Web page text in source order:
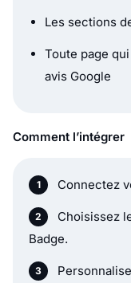
Les sections
Toute page
avis Google
Comment l’intégrer
Connectez
Choisissez
Badge.